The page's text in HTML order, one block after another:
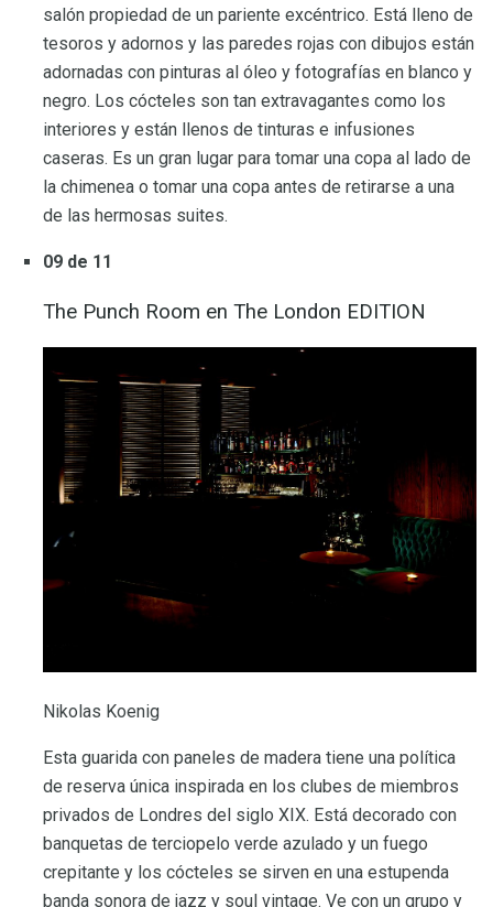
salón propiedad de un pariente excéntrico. Está lleno de
tesoros y adornos y las paredes rojas con dibujos están
adornadas con pinturas al óleo y fotografías en blanco y
negro. Los cócteles son tan extravagantes como los
interiores y están llenos de tinturas e infusiones
caseras. Es un gran lugar para tomar una copa al lado de
la chimenea o tomar una copa antes de retirarse a una
de las hermosas suites.
09 de 11
The Punch Room en The London EDITION
Nikolas Koenig
Esta guarida con paneles de madera tiene una política
de reserva única inspirada en los clubes de miembros
privados de Londres del siglo XIX. Está decorado con
banquetas de terciopelo verde azulado y un fuego
crepitante y los cócteles se sirven en una estupenda
banda sonora de jazz y soul vintage. Ve con un grupo y